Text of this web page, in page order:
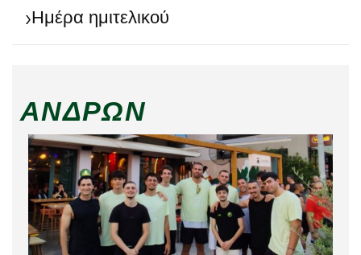
›Ημέρα ημιτελικού
ΑΝΔΡΏΝ